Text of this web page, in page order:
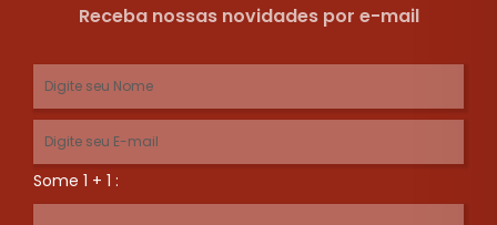
Receba nossas novidades por e-mail
Some 1 + 1 :